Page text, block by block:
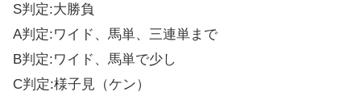
S判定:大勝負
A判定:ワイド、馬単、三連単まで
B判定:ワイド、馬単で少し
C判定:様子見（ケン）